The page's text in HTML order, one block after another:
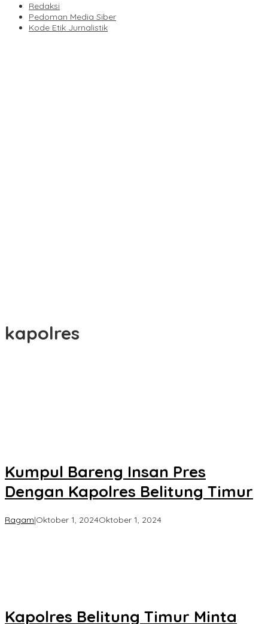
Redaksi
Pedoman Media Siber
Kode Etik Jurnalistik
kapolres
Kumpul Bareng Insan Pres
Dengan Kapolres Belitung Timur
Ragam|Oktober 1, 2024Oktober 1, 2024oleh
Kapolres Belitung Timur Minta